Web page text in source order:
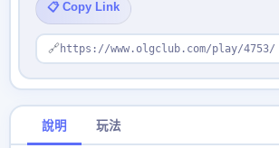
📋 Copy Link
🔗 https://www.olgclub.com/play/4753/
說明 玩法